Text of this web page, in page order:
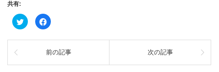
共有:
ク
リ
共
Facebook
で
る
に
ク
前の記事 次の記事